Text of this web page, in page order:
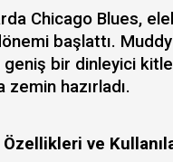
Chicago Blues,
başlattı.
bir dinleyici
hazırladı.
ve